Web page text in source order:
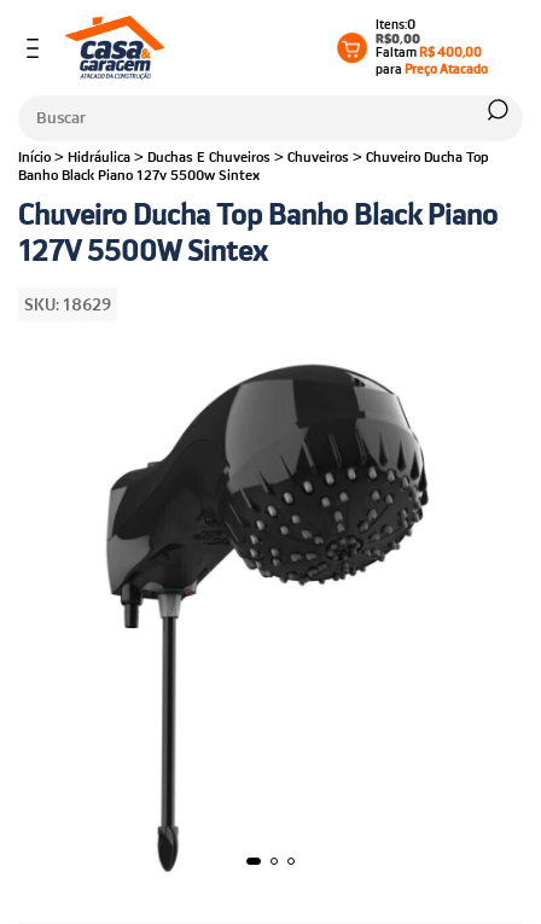
0
R$0,00
FaltamR$ 400,00
paraPreço Atacado
Início > Hidráulica > Duchas E Chuveiros > Chuveiros > Chuveiro Ducha Top
Banho Black Piano 127v 5500w Sintex
Chuveiro Ducha Top Banho Black Piano
127V 5500W Sintex
SKU: 18629